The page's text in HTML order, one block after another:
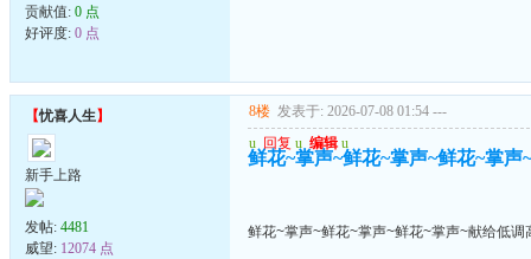
贡献值: 0 点
好评度: 0 点
【忧喜人生】
新手上路
发帖: 4481
威望: 12074 点
8楼 发表于: 2026-07-08 01:54 ---
u 回复 u 编辑 u
鲜花~掌声~鲜花~掌声~鲜花~掌声
鲜花~掌声~鲜花~掌声~鲜花~掌声~献给低调